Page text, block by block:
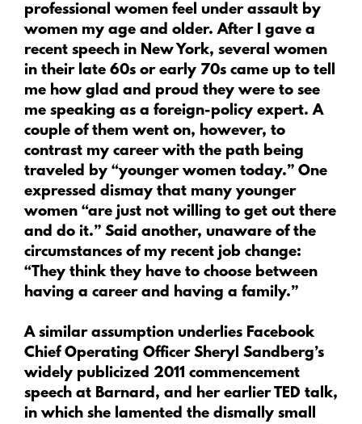
professional women feel under assault by
women my age and older. After I gave a
recent speech in New York, several women
in their late 60s or early 70s came up to tell
me how glad and proud they were to see
me speaking as a foreign-policy expert. A
couple of them went on, however, to
contrast my career with the path being
traveled by “younger women today.” One
expressed dismay that many younger
women “are just not willing to get out there
and do it.” Said another, unaware of the
circumstances of my recent job change:
“They think they have to choose between
having a career and having a family.”
A similar assumption underlies Facebook
Chief Operating Officer Sheryl Sandberg’s
widely publicized 2011 commencement
speech at Barnard, and her earlierTED talk,
in which she lamented the dismally small